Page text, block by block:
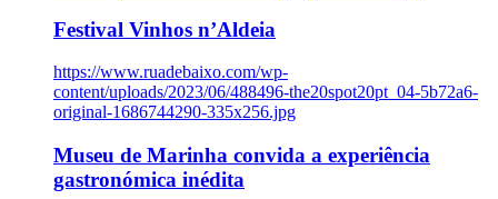
Festival Vinhos n’Aldeia
https://www.ruadebaixo.com/wp-
content/uploads/2023/06/488496-the20spot20pt_04-5b72a6-
original-1686744290-335x256.jpg
Museu de Marinha convida a experiência
gastronómica inédita